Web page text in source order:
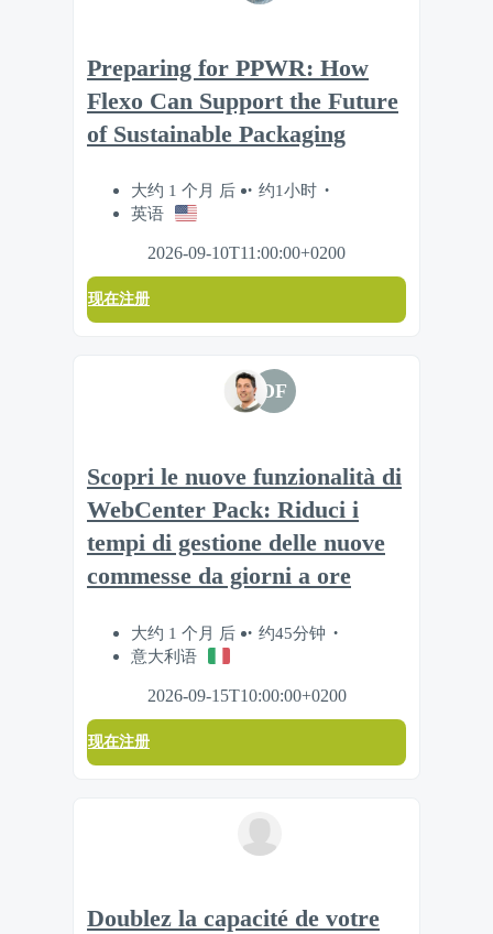
Preparing for PPWR: How
Flexo Can Support the Future
of Sustainable Packaging
大约 1 个月 后
约1小时
英语
2026-09-10T11:00:00+0200
现在注册
DF
Scopri le nuove funzionalità di
WebCenter Pack: Riduci i
tempi di gestione delle nuove
commesse da giorni a ore
大约 1 个月 后
约45分钟
意大利语
2026-09-15T10:00:00+0200
现在注册
Doublez la capacité de votre